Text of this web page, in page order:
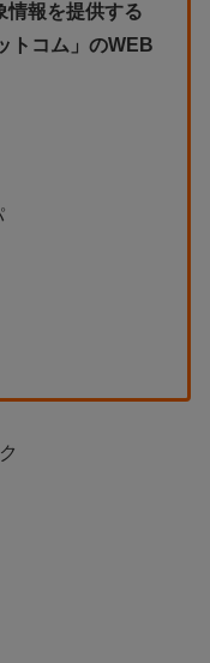
情報を提供する
トコム」のWEB